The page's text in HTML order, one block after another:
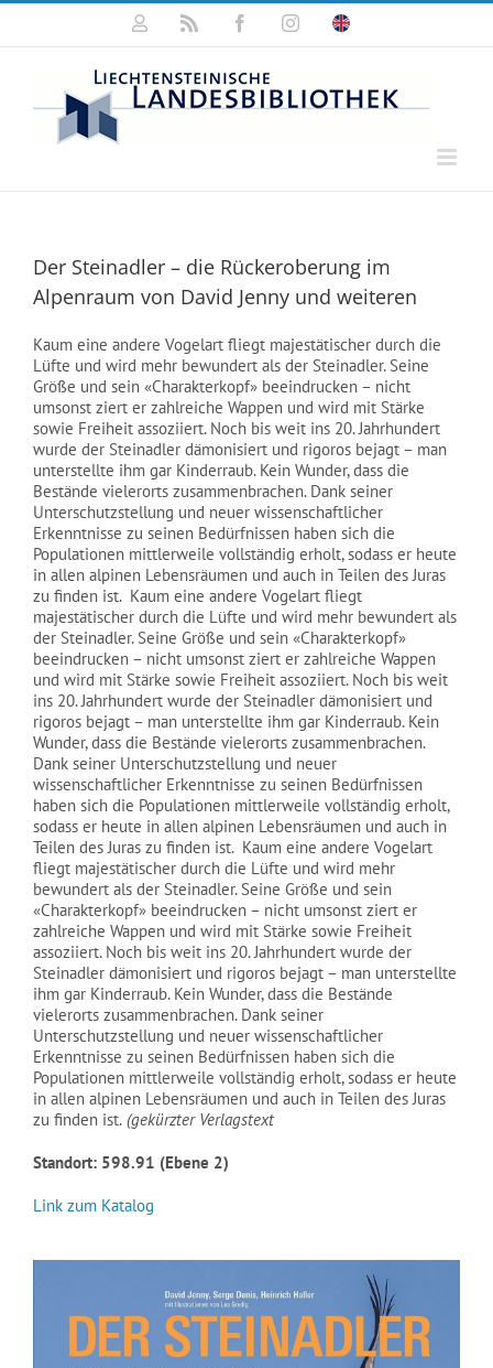
Zum
springen
Mein
FacebookInstagram
Click
Der Steinadler – die Rückeroberung im
Alpenraum von David Jenny und weiteren
Kaum eine andere Vogelart fliegt majestätischer durch die
Lüfte und wird mehr bewundert als der Steinadler. Seine
Größe und sein «Charakterkopf» beeindrucken – nicht
umsonst ziert er zahlreiche Wappen und wird mit Stärke
sowie Freiheit assoziiert. Noch bis weit ins 20. Jahrhundert
wurde der Steinadler dämonisiert und rigoros bejagt – man
unterstellte ihm gar Kinderraub. Kein Wunder, dass die
Bestände vielerorts zusammenbrachen. Dank seiner
Unterschutzstellung und neuer wissenschaftlicher
Erkenntnisse zu seinen Bedürfnissen haben sich die
Populationen mittlerweile vollständig erholt, sodass er heute
in allen alpinen Lebensräumen und auch in Teilen des Juras
zu finden ist. Kaum eine andere Vogelart fliegt
majestätischer durch die Lüfte und wird mehr bewundert als
der Steinadler. Seine Größe und sein «Charakterkopf»
beeindrucken – nicht umsonst ziert er zahlreiche Wappen
und wird mit Stärke sowie Freiheit assoziiert. Noch bis weit
ins 20. Jahrhundert wurde der Steinadler dämonisiert und
rigoros bejagt – man unterstellte ihm gar Kinderraub. Kein
Wunder, dass die Bestände vielerorts zusammenbrachen.
Dank seiner Unterschutzstellung und neuer
wissenschaftlicher Erkenntnisse zu seinen Bedürfnissen
haben sich die Populationen mittlerweile vollständig erholt,
sodass er heute in allen alpinen Lebensräumen und auch in
Teilen des Juras zu finden ist. Kaum eine andere Vogelart
fliegt majestätischer durch die Lüfte und wird mehr
bewundert als der Steinadler. Seine Größe und sein
«Charakterkopf» beeindrucken – nicht umsonst ziert er
zahlreiche Wappen und wird mit Stärke sowie Freiheit
assoziiert. Noch bis weit ins 20. Jahrhundert wurde der
Steinadler dämonisiert und rigoros bejagt – man unterstellte
ihm gar Kinderraub. Kein Wunder, dass die Bestände
vielerorts zusammenbrachen. Dank seiner
Unterschutzstellung und neuer wissenschaftlicher
Erkenntnisse zu seinen Bedürfnissen haben sich die
Populationen mittlerweile vollständig erholt, sodass er heute
in allen alpinen Lebensräumen und auch in Teilen des Juras
zu finden ist.(gekürzter Verlagstext
Standort: 598.91 (Ebene 2)
Link zum Katalog